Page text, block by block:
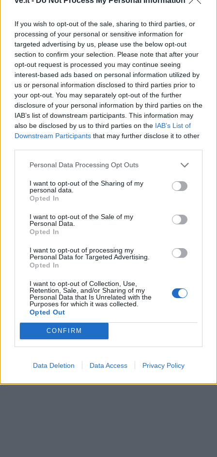
If you wish to opt-out of the sale, sharing to third parties, or
processing of your personal or sensitive information for
targeted advertising by us, please use the below opt-out
section to confirm your selection. Please note that after your
opt-out request is processed you may continue seeing
interest-based ads based on personal information utilized by
us or personal information disclosed to third parties prior to
your opt-out. You may separately opt-out of the further
disclosure of your personal information by third parties on the
IAB’s list of downstream participants. This information may
also be disclosed by us to third parties on the IAB’s List of
Downstream Participants that may further disclose it to other
Personal Data Processing Opt Outs
I want to opt-out of the Sharing of my
personal data.
Opted In
I want to opt-out of the Sale of my
Personal Data.
Opted In
I want to opt-out of processing my
Personal Data for Targeted Advertising.
Opted In
I want to opt-out of Collection, Use,
Retention, Sale, and/or Sharing of my
Personal Data that Is Unrelated with the
Purposes for which it was collected.
Opted Out
CONFIRM
Data Deletion Data Access Privacy Policy
Raktažodžiai hortenzijos
Komentarai
Rašyti komentarą
Jūsų vardas
Komentaras
Sutinku sutaisyklėmis
Privacy Policy